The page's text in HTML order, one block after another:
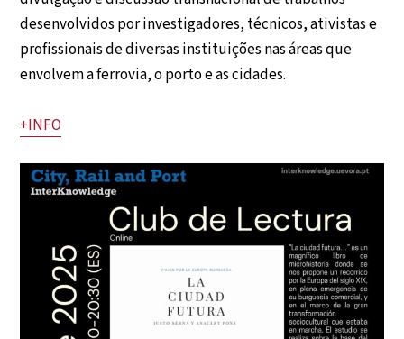
desenvolvidos por investigadores, técnicos, ativistas e
profissionais de diversas instituições nas áreas que
envolvem a ferrovia, o porto e as cidades.
+INFO